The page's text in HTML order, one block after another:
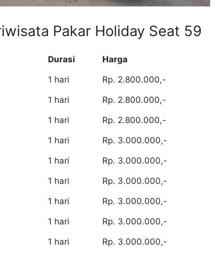
Pakar Holiday Seat 59
Durasi Harga
1 hari Rp. 2.800.000,-
1 hari Rp. 2.800.000,-
1 hari Rp. 2.800.000,-
1 hari Rp. 3.000.000,-
1 hari Rp. 3.000.000,-
1 hari Rp. 3.000.000,-
1 hari Rp. 3.000.000,-
1 hari Rp. 3.000.000,-
1 hari Rp. 3.000.000,-